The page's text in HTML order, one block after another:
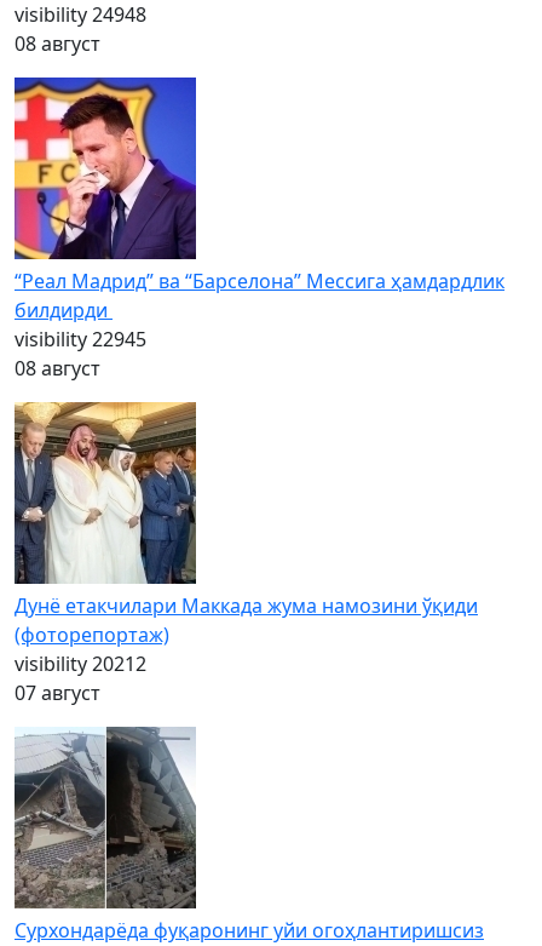
visibility24948
08 август
“Реал Мадрид” ва “Барселона” Мессига ҳамдардлик
билдирди
visibility22945
08 август
Дунё етакчилари Маккада жума намозини ўқиди
(фоторепортаж)
visibility20212
07 август
Сурхондарёда фуқаронинг уйи огоҳлантиришсиз